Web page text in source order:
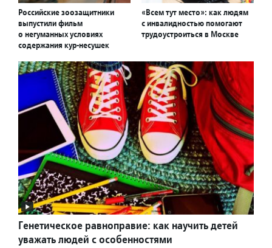
Российские зоозащитники
выпустили фильм
о негуманных условиях
содержания кур-несушек
«Всем тут место»: как людям
с инвалидностью помогают
трудоустроиться в Москве
Генетическое равноправие: как научить детей
уважать людей с особенностями